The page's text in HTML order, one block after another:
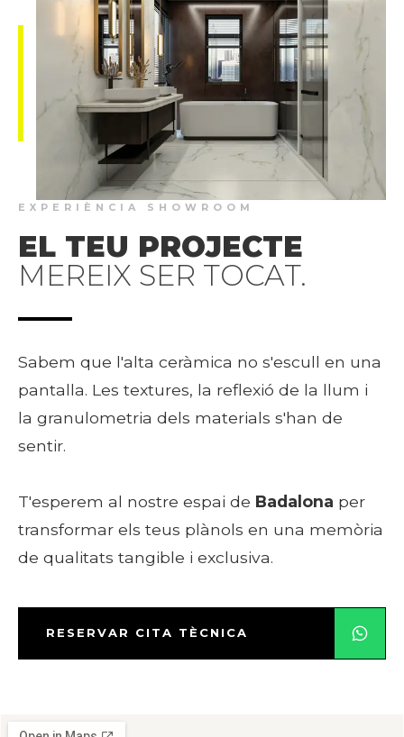
EXPERIÈNCIA SHOWROOM
EL TEU PROJECTE
MEREIX SER TOCAT.
Sabem que l'alta ceràmica no s'escull en una
pantalla. Les textures, la reflexió de la llum i
la granulometria dels materials s'han de
sentir.
T'esperem al nostre espai de Badalona per
transformar els teus plànols en una memòria
de qualitats tangible i exclusiva.
RESERVAR CITA TÈCNICA